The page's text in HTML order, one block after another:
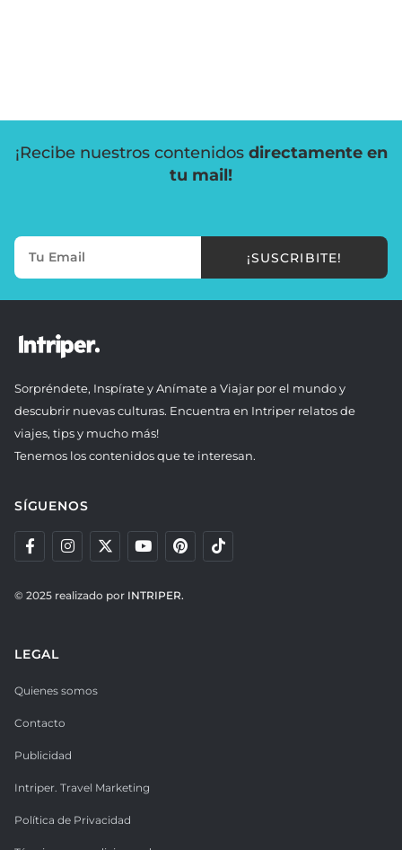
¡Recibe nuestros contenidos directamente en
tu mail!
¡SUSCRIBITE!
Sorpréndete, Inspírate y Anímate a Viajar por el mundo y
descubrir nuevas culturas. Encuentra en Intriper relatos de
viajes, tips y mucho más!
Tenemos los contenidos que te interesan.
SÍGUENOS
© 2025 realizado por INTRIPER.
LEGAL
Quienes somos
Contacto
Publicidad
Intriper. Travel Marketing
Política de Privacidad